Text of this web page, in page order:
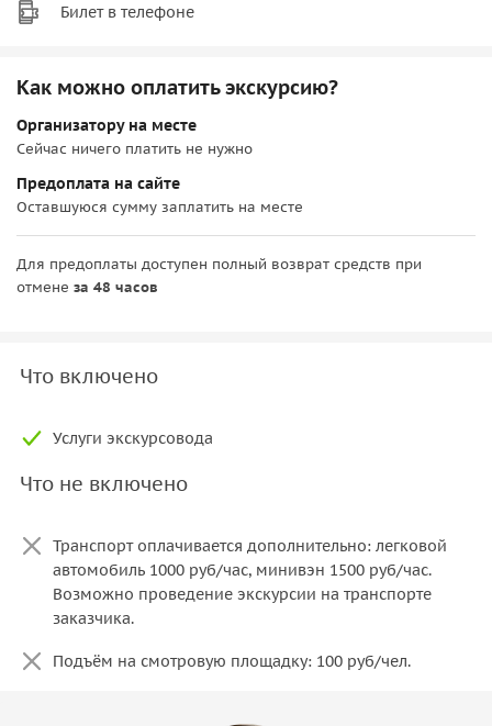
Билет в телефоне
Как можно оплатить экскурсию?
Организатору на месте
Сейчас ничего платить не нужно
Предоплата на сайте
Оставшуюся сумму заплатить на месте
Для предоплаты доступен полный возврат средств при
отмене за 48 часов
Что включено
Услуги экскурсовода
Что не включено
Транспорт оплачивается дополнительно: легковой
автомобиль 1000 руб/час, минивэн 1500 руб/час.
Возможно проведение экскурсии на транспорте
заказчика.
Подъём на смотровую площадку: 100 руб/чел.